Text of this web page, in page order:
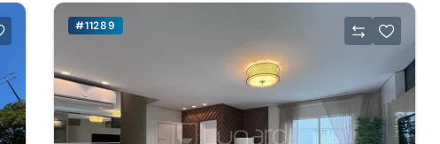
#11289